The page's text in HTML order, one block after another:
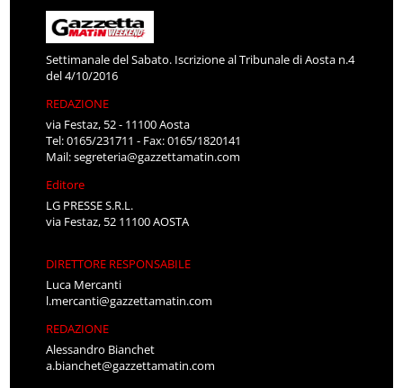
Settimanale del Sabato. Iscrizione al Tribunale di Aosta n.4
del 4/10/2016
REDAZIONE
via Festaz, 52 - 11100 Aosta
Tel: 0165/231711 - Fax: 0165/1820141
Mail:segreteria@gazzettamatin.com
Editore
LG PRESSE S.R.L.
via Festaz, 52 11100 AOSTA
DIRETTORE RESPONSABILE
Luca Mercanti
l.mercanti@gazzettamatin.com
REDAZIONE
Alessandro Bianchet
a.bianchet@gazzettamatin.com